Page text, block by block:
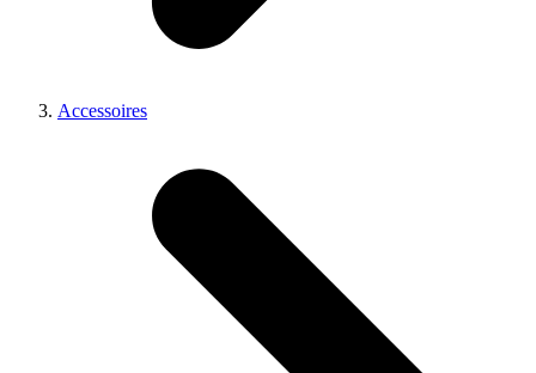
Accessoires